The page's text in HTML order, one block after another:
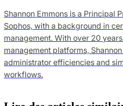
Shannon Emmons is a Principal
Sophos, with a background in
management. With over 20
management platforms,
administrator efficiencies and
workflows.